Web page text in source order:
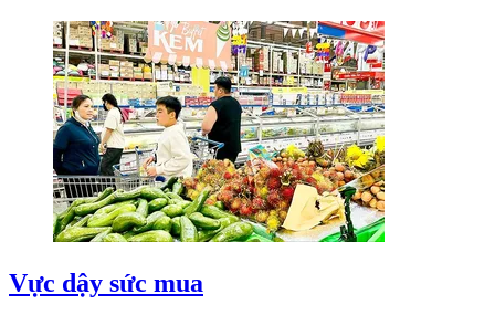
Vực dậy sức mua